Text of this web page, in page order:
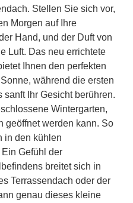
Stellen Sie sich vor,
Morgen auf Ihre
Hand, und der Duft von
Luft. Das neu errichtete
Ihnen den perfekten
während die ersten
Ihr Gesicht berühren.
Wintergarten,
geöffnet werden kann. So
in den kühlen
Gefühl der
breitet sich in
Terrassendach oder der
genau dieses kleine